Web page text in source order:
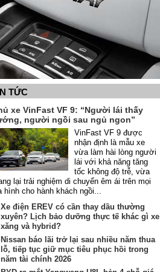
TỨC
xe VinFast VF 9: “Người lái thấy
người ngồi sau ngủ ngon”
VinFast VF 9 được
nhận định là mẫu xe
vừa làm hài lòng người
lái với khả năng tăng
tốc không độ trễ, vừa
lại trải nghiệm di chuyển êm ái trên mọi
hình cho hành khách ngồi...
Xe điện EREV có cần thay dầu thường
xuyên? Lịch bảo dưỡng thực tế khác gì xe
xăng và hybrid?
Nissan báo lãi trở lại sau nhiều năm thua
lỗ, tiếp tục giữ mục tiêu phục hồi trong
năm tài chính 2026